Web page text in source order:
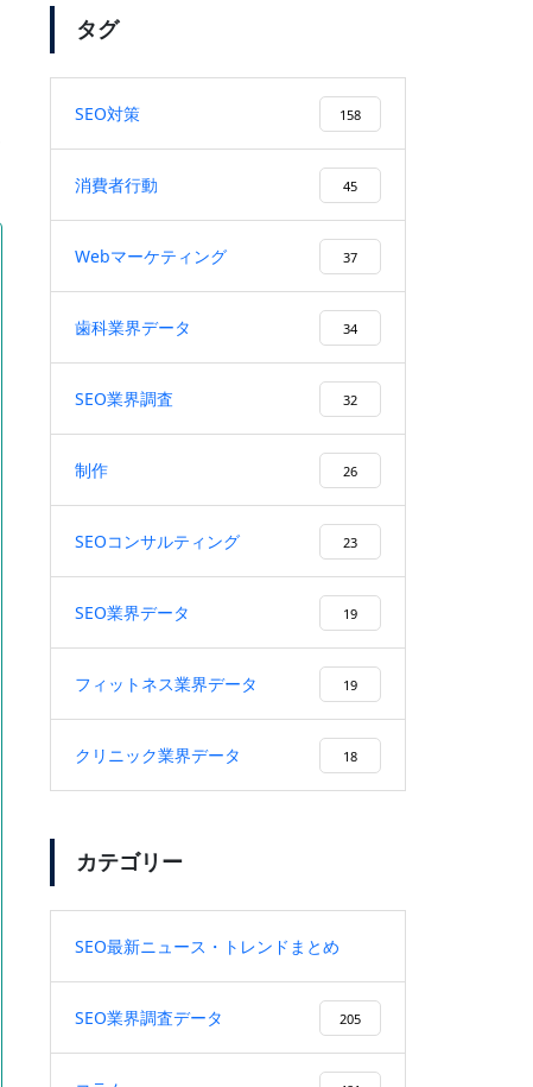
「SEO対策」のキーワードで弊
社がSEO順位1位になりまし
た！
検索ボリューム1万以上のキー
ワードで、検索順位１位を獲
施策により、検索順位が20位以
プロの取り組み【佐々木編】
SEO記事制作とは？上位表示と
タグ
SEO対策 158
消費者行動 45
Webマーケティング 37
歯科業界データ 34
SEO業界調査 32
制作 26
SEOコンサルティング 23
SEO業界データ 19
フィットネス業界データ 19
クリニック業界データ 18
カテゴリー
SEO最新ニュース・トレンドまとめ
SEO業界調査データ 205